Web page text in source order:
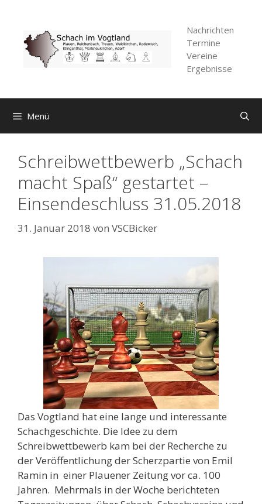
springen
Nachrichten
Termine
Vereine
Ergebnisse
Menü
Schreibwettbewerb „Schach
macht Spaß“ gestartet –
Einsendeschluss 31.05.2018
31. Januar 2018 von VSCBicker
Das Vogtland hat eine lange und interessante
Schachgeschichte. Die Idee zu dem
Schreibwettbewerb kam bei der Recherche zu
der Veröffentlichung der Scherzpartie von Emil
Ramin in einer Plauener Zeitung vor ca. 100
Jahren. Mehrmals in der Woche berichteten